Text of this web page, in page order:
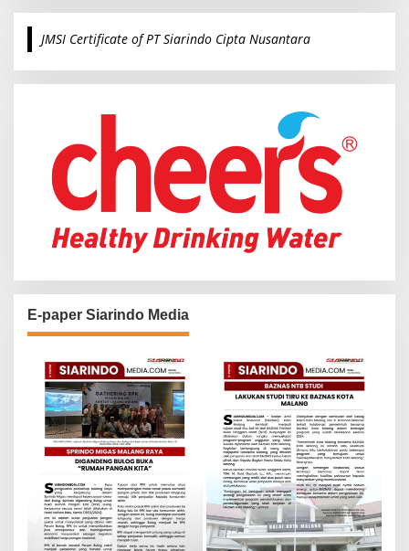
r
c
o
JMSI Certificate of PT Siarindo Cipta Nusantara
E-paper Siarindo Media